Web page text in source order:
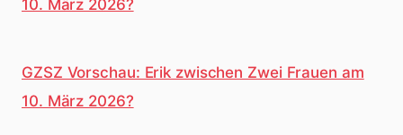
GZSZ Vorschau: Erik zwischen Zwei Frauen am
10. März 2026?